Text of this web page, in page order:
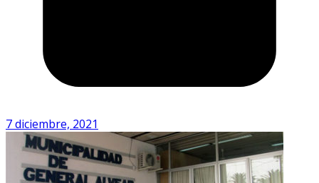
7 diciembre, 2021